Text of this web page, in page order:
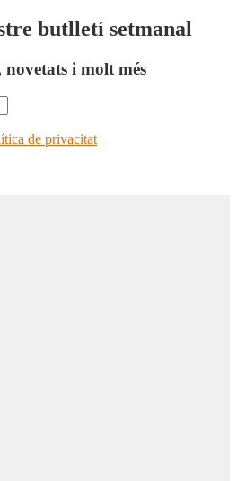
butlletí setmanal
novetats i molt més
de privacitat